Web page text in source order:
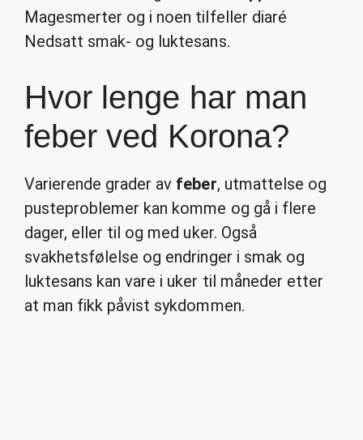
Magesmerter og i noen tilfeller diaré
Nedsatt smak- og luktesans.
Hvor lenge har man
feber ved Korona?
Varierende grader av feber, utmattelse og
pusteproblemer kan komme og gå i flere
dager, eller til og med uker. Også
svakhetsfølelse og endringer i smak og
luktesans kan vare i uker til måneder etter
at man fikk påvist sykdommen.